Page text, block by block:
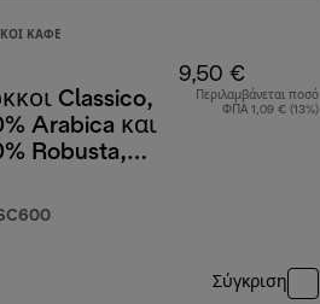
57,00 €
ΚΑΦΈ
Classico,
Arabica και
Robusta,
9,50 €
Περιλαμβάνεται ποσό
ΦΠΑ 1,09 € (13%)
Σύγκριση